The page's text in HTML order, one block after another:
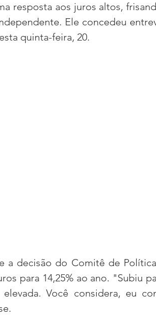
(Im)pertinências
resposta aos juros altos,
Ele concedeu
quinta-feira, 20.
a decisão do Comitê de
para 14,25% ao ano. "Subiu
Você considera, eu